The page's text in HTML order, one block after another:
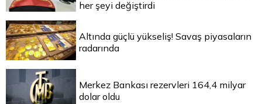
her şeyi değiştirdi
Altında güçlü yükseliş! Savaş piyasaların
radarında
Merkez Bankası rezervleri 164,4 milyar
dolar oldu